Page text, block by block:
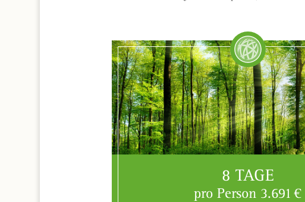
8 TAGE
pro Person 3.691 €